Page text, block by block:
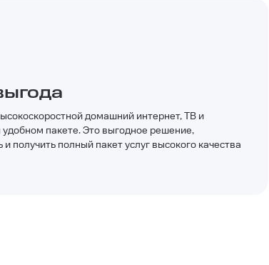
домашний интернет, ТВ и
пакете. Это выгодное решение,
получить полный пакет услуг высокого качества